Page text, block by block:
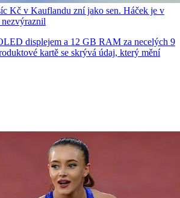
Kč v Kauflandu zní jako sen. Háček je v
displejem a 12 GB RAM za necelých 9
kartě se skrývá údaj, který mění